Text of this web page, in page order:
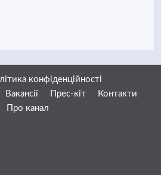
конфіденційності
Вакансії Прес-кіт
Контакти
Про канал